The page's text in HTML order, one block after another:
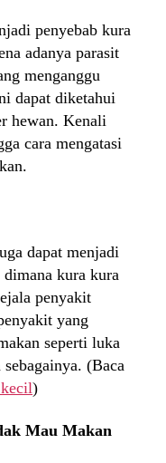
penyebab kura
adanya parasit
menganggu
dapat diketahui
hewan. Kenali
cara mengatasi
dapat menjadi
dimana kura kura
penyakit
yang
seperti luka
(Baca
)
Mau Makan